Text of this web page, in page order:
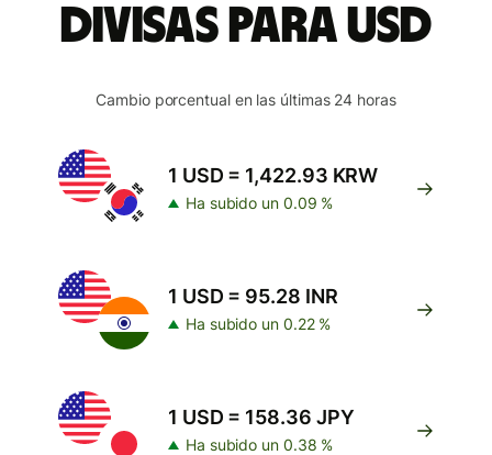
divisas para USD
Cambio porcentual en las últimas 24 horas
1 USD = 1,422.93 KRW
Ha subido un 0.09 %
1 USD = 95.28 INR
Ha subido un 0.22 %
1 USD = 158.36 JPY
Ha subido un 0.38 %